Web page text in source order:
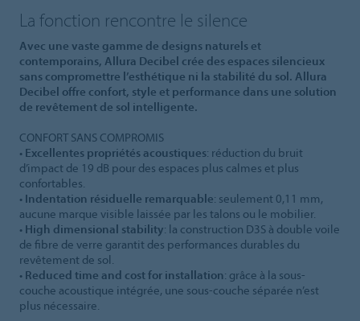
La fonction rencontre le silence
Avec une vaste gamme de designs naturels et
contemporains, Allura Decibel crée des espaces silencieux
sans compromettre l’esthétique ni la stabilité du sol. Allura
Decibel offre confort, style et performance dans une solution
de revêtement de sol intelligente.
CONFORT SANS COMPROMIS
• Excellentes propriétés acoustiques: réduction du bruit
d’impact de 19 dB pour des espaces plus calmes et plus
confortables.
• Indentation résiduelle remarquable: seulement 0,11 mm,
aucune marque visible laissée par les talons ou le mobilier.
• High dimensional stability: la construction D3S à double voile
de fibre de verre garantit des performances durables du
revêtement de sol.
• Reduced time and cost for installation: grâce à la sous-
couche acoustique intégrée, une sous-couche séparée n’est
plus nécessaire.